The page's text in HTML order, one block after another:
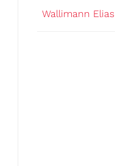
Wallimann Elias